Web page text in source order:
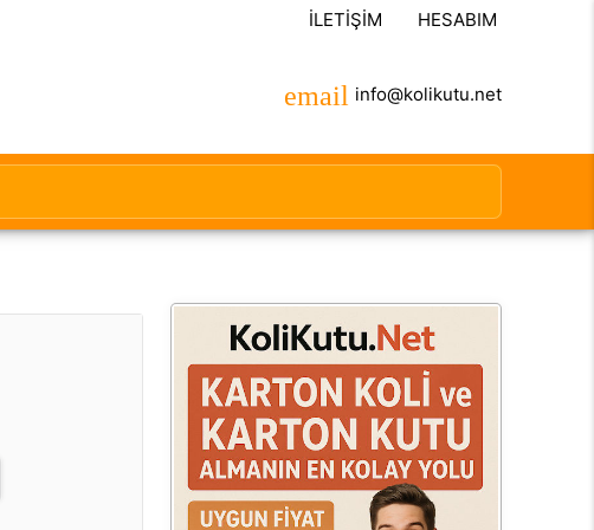
İLETIŞIM HESABIM
info@kolikutu.net